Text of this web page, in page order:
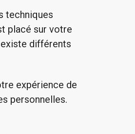
techniques
placé sur votre
différents
expérience de
personnelles.